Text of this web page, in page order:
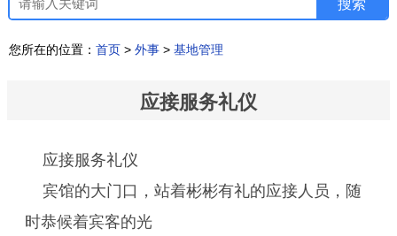
您所在的位置： 首页 > 外事 > 基地管理
应接服务礼仪
应接服务礼仪
宾馆的大门口，站着彬彬有礼的应接人员，随
时恭候着宾客的光